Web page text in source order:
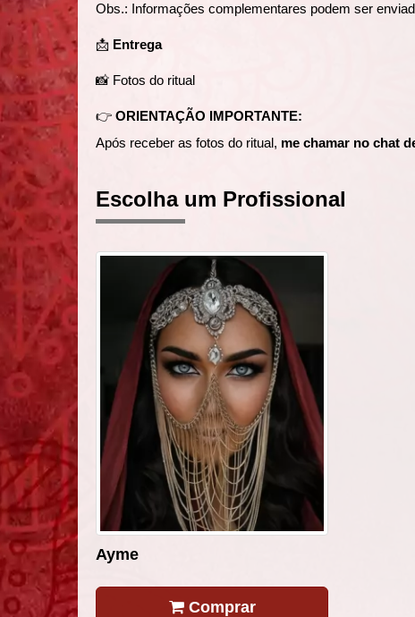
Obs.: Informações complementares podem ser
📩 Entrega
📸 Fotos do ritual
👉 ORIENTAÇÃO IMPORTANTE:
Após receber as fotos do ritual, me chamar no chat
Escolha um Profissional
Ayme
Comprar